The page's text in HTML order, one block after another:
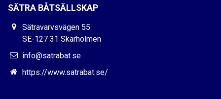
SÄTRA BÅTSÄLLSKAP
Sätravarvsvägen 55
SE-127 31 Skärholmen
info@satrabat.se
https://www.satrabat.se/